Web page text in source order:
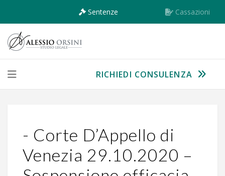
Sentenze Cassazioni
RICHIEDI CONSULENZA
- Corte D’Appello di
Venezia 29.10.2020 –